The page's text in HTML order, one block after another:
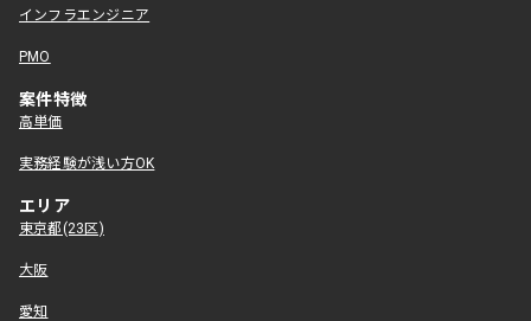
インフラエンジニア
PMO
案件特徴
高単価
実務経験が浅い方OK
エリア
東京都(23区)
大阪
愛知